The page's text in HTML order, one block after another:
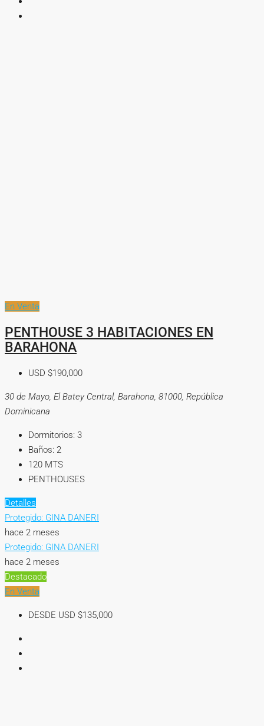
En Venta
PENTHOUSE 3 HABITACIONES EN
BARAHONA
USD $190,000
30 de Mayo, El Batey Central, Barahona, 81000, República
Dominicana
Dormitorios: 3
Baños: 2
120 MTS
PENTHOUSES
Detalles
Protegido: GINA DANERI
hace 2 meses
Protegido: GINA DANERI
hace 2 meses
Destacado
En Venta
DESDE USD $135,000